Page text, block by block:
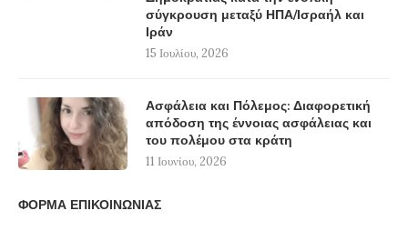
σύγκρουση μεταξύ ΗΠΑ/Ισραήλ και
Ιράν
15 Ιουλίου, 2026
Ασφάλεια και Πόλεμος: Διαφορετική
απόδοση της έννοιας ασφάλειας και
του πολέμου στα κράτη
11 Ιουνίου, 2026
ΦΟΡΜΑ ΕΠΙΚΟΙΝΩΝΙΑΣ